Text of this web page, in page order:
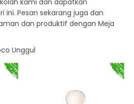
ini. Pesan sekarang juga dan
dan produktif dengan Meja
Unggul